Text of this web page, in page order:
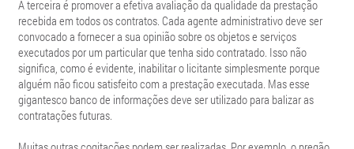
A terceira é promover a efetiva avaliação da qualidade da prestação
recebida em todos os contratos. Cada agente administrativo deve ser
convocado a fornecer a sua opinião sobre os objetos e serviços
executados por um particular que tenha sido contratado. Isso não
significa, como é evidente, inabilitar o licitante simplesmente porque
alguém não ficou satisfeito com a prestação executada. Mas esse
gigantesco banco de informações deve ser utilizado para balizar as
contratações futuras.